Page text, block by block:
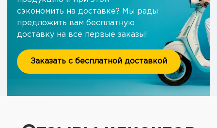
сэкономить на доставке? Мы рады
предложить вам бесплатную
доставку на все первые заказы!
Заказать с бесплатной доставкой